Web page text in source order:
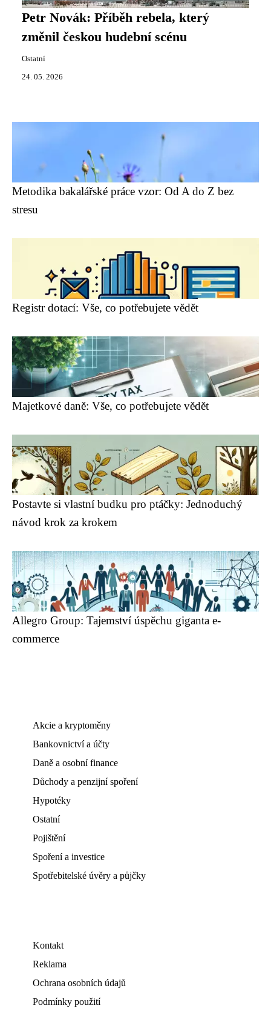
Petr Novák: Příběh rebela, který
změnil českou hudební scénu
Ostatní
24. 05. 2026
Metodika bakalářské práce vzor: Od A do Z bez
stresu
Registr dotací: Vše, co potřebujete vědět
Majetkové daně: Vše, co potřebujete vědět
Postavte si vlastní budku pro ptáčky: Jednoduchý
návod krok za krokem
Allegro Group: Tajemství úspěchu giganta e-
commerce
Akcie a kryptoměny
Bankovnictví a účty
Daně a osobní finance
Důchody a penzijní spoření
Hypotéky
Ostatní
Pojištění
Spoření a investice
Spotřebitelské úvěry a půjčky
Kontakt
Reklama
Ochrana osobních údajů
Podmínky použití